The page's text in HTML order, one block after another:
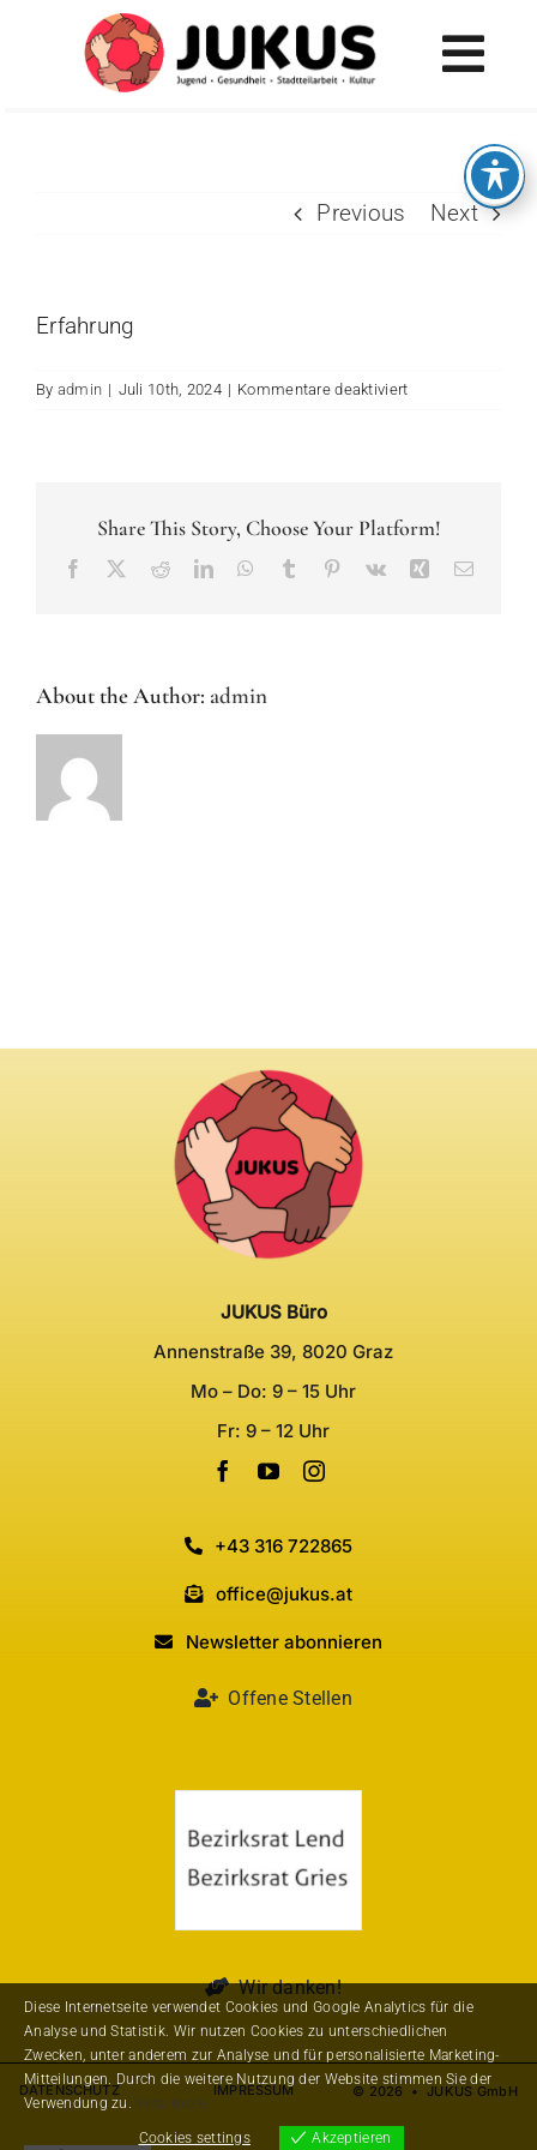
MENÜ
Previous Next
Erfahrung
By admin | Juli 10th, 2024 | Kommentare deaktiviertfür
Share This Story, Choose Your Platform!
Facebook RedditLinkedInWhatsApp
Tumblr Pinterest
Vk XingEmail
About the Author: admin
JUKUS Büro
Annenstraße 39, 8020 Graz
Mo – Do: 9 – 15 Uhr
Fr: 9 – 12 Uhr
+43 316 722865
office@jukus.at
Newsletter abonnieren
Offene Stellen
Wir danken!
DATENSCHUTZ IMPRESSUM © 2026 • JUKUS GmbH
Diese Internetseite verwendet Cookies und Google Analytics für die
Analyse und Statistik. Wir nutzen Cookies zu unterschiedlichen
Zwecken, unter anderem zur Analyse und für personalisierte Marketing-
Mitteilungen. Durch die weitere Nutzung der Website stimmen Sie der
Verwendung zu.View more
Cookies settings Akzeptieren